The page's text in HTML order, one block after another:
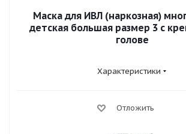
Маска для ИВЛ (наркозная)
детская большая размер 3 с
голове
Характеристики
Отложить